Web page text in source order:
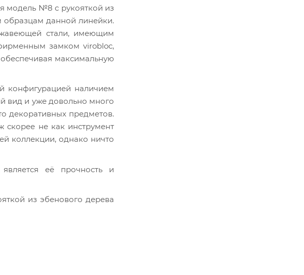
модель №8 с рукояткой из
образцам данной линейки.
стали, имеющим
замком virobloc,
максимальную
конфигурацией наличием
вид и уже довольно много
декоративных предметов.
скорее не как инструмент
коллекции, однако ничто
её прочность и
из эбенового дерева